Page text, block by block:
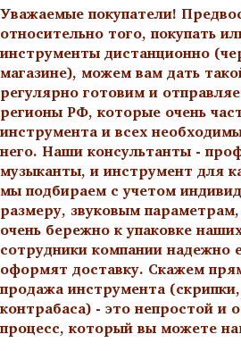
Уважаемые покупатели!
относительно того, покупать
инструменты дистанционно
магазине), можем вам дать
регулярно готовим и
регионы РФ, которые очень
инструмента и всех
него. Наши консультанты -
музыканты, и инструмент для
мы подбираем с учетом
размеру, звуковым
очень бережно к упаковке
сотрудники компании надежно
оформят доставку. Скажем
продажа инструмента
контрабаса) - это непростой и
процесс, который вы можете